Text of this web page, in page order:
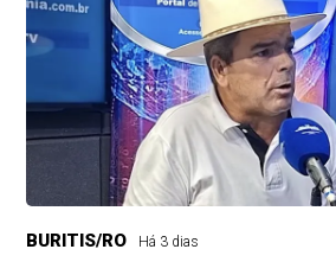
BURITIS/RO Há 3 dias